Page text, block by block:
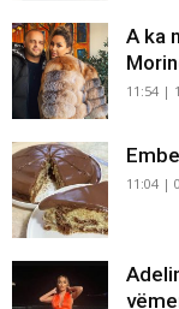
A ka
11:54 |
11:04 |